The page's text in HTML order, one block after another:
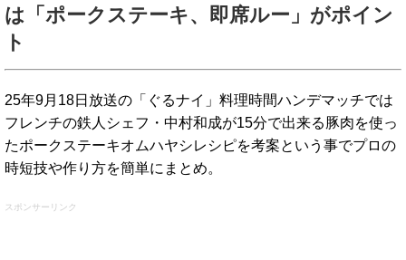
は「ポークステーキ、即席ルー」がポイン
ト
25年9月18日放送の「ぐるナイ」料理時間ハンデマッチでは
フレンチの鉄人シェフ・中村和成が15分で出来る豚肉を使っ
たポークステーキオムハヤシレシピを考案という事でプロの
時短技や作り方を簡単にまとめ。
スポンサーリンク